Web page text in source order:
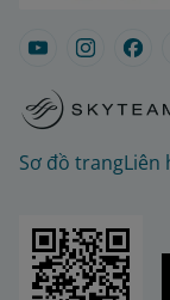
Sơ đồ trangLiên